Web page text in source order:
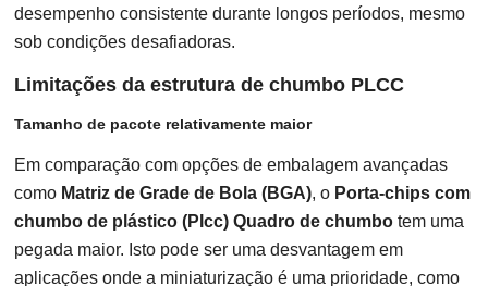
desempenho consistente durante longos períodos, mesmo
sob condições desafiadoras.
Limitações da estrutura de chumbo PLCC
Tamanho de pacote relativamente maior
Em comparação com opções de embalagem avançadas
como Matriz de Grade de Bola (BGA), o Porta-chips com
chumbo de plástico (Plcc) Quadro de chumbo tem uma
pegada maior. Isto pode ser uma desvantagem em
aplicações onde a miniaturização é uma prioridade, como